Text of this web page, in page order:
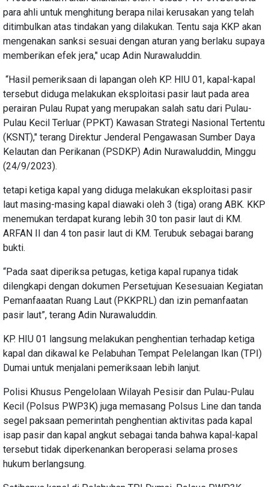
para ahli untuk menghitung berapa nilai kerusakan yang telah
ditimbulkan atas tindakan yang dilakukan. Tentu saja KKP akan
mengenakan sanksi sesuai dengan aturan yang berlaku supaya
memberikan efek jera," ucap Adin Nurawaluddin.
“Hasil pemeriksaan di lapangan oleh KP. HIU 01, kapal-kapal
tersebut diduga melakukan eksploitasi pasir laut pada area
perairan Pulau Rupat yang merupakan salah satu dari Pulau-
Pulau Kecil Terluar (PPKT) Kawasan Strategi Nasional Tertentu
(KSNT)," terang Direktur Jenderal Pengawasan Sumber Daya
Kelautan dan Perikanan (PSDKP) Adin Nurawaluddin, Minggu
(24/9/2023).
tetapi ketiga kapal yang diduga melakukan eksploitasi pasir
laut masing-masing kapal diawaki oleh 3 (tiga) orang ABK. KKP
menemukan terdapat kurang lebih 30 ton pasir laut di KM.
ARFAN II dan 4 ton pasir laut di KM. Terubuk sebagai barang
bukti.
“Pada saat diperiksa petugas, ketiga kapal rupanya tidak
dilengkapi dengan dokumen Persetujuan Kesesuaian Kegiatan
Pemanfaaatan Ruang Laut (PKKPRL) dan izin pemanfaatan
pasir laut”, terang Adin Nurawaluddin.
KP. HIU 01 langsung melakukan penghentian terhadap ketiga
kapal dan dikawal ke Pelabuhan Tempat Pelelangan Ikan (TPI)
Dumai untuk menjalani pemeriksaan lebih lanjut.
Polisi Khusus Pengelolaan Wilayah Pesisir dan Pulau-Pulau
Kecil (Polsus PWP3K) juga memasang Polsus Line dan tanda
segel paksaan pemerintah penghentian aktivitas pada kapal
isap pasir dan kapal angkut sebagai tanda bahwa kapal-kapal
tersebut tidak diperkenankan beroperasi selama proses
hukum berlangsung.